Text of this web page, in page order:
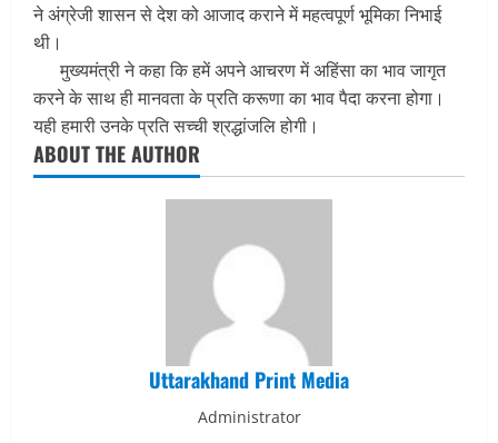
ने अंग्रेजी शासन से देश को आजाद कराने में महत्वपूर्ण भूमिका निभाई
थी।
मुख्यमंत्री ने कहा कि हमें अपने आचरण में अहिंसा का भाव जागृत
करने के साथ ही मानवता के प्रति करूणा का भाव पैदा करना होगा।
यही हमारी उनके प्रति सच्ची श्रद्धांजलि होगी।
ABOUT THE AUTHOR
Uttarakhand Print Media
Administrator